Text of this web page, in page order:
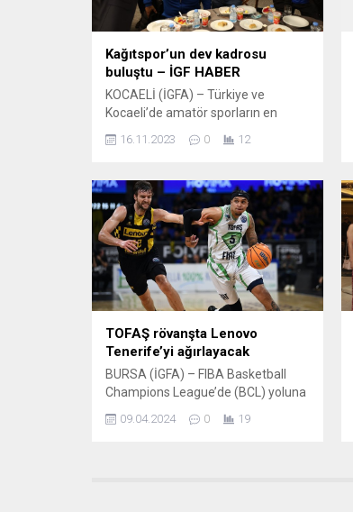
Kağıtspor’un dev kadrosu
buluştu – İGF HABER
KOCAELİ (İGFA) – Türkiye ve
Kocaeli’de amatör sporların en
önemli markası olan Kocaeli
Büyükşehir Belediye Kağıtspor
antrenörleri Maide Restoran’da
kulüp başkanı İbrahim Ercin
nezaretinde bir araya geldi. 36
branştaki 140 antrenör ve 8046
lisanslı sporcusuyla Türkiye’nin en
büyük amatör spor kulüplerinden
biri olan Kağıtspor’un dev kadrosu...
16.11.2023 0 12
TOFAŞ rövanşta Lenovo
Tenerife’yi ağırlayacak
BURSA (İGFA) – FIBA Basketball
Champions League’de (BCL) yoluna
TOFAŞ sezonun en önemli
09.04.2024 0 19